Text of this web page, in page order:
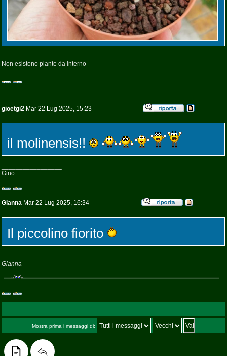
Non esistono piante da interno
gioetgi2 Mar 22 Lug 2025, 15:23
il molinensis!!
Gino
Gianna Mar 22 Lug 2025, 16:34
Il piccolino fiorito
Gianna
Mostra prima i messaggi di: